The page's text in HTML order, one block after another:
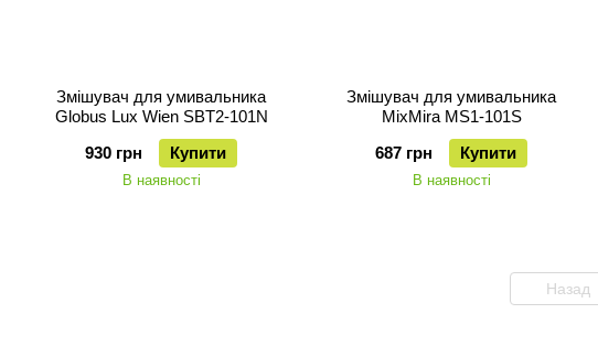
Змішувач для умивальника
Globus Lux Wien SBT2-101N
930 грн
Купити
В наявності
Змішувач для умивальника
MixMira MS1-101S
687 грн
Купити
В наявності
Назад